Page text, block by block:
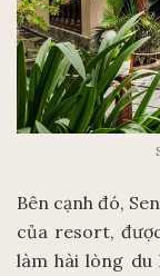
Bên cạnh đó,
của resort,
làm hài lòng du